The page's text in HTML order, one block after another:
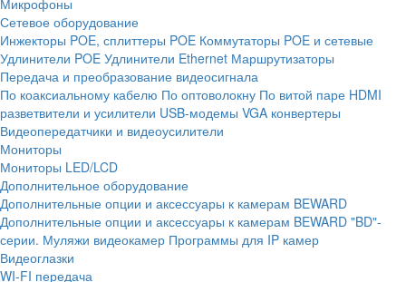
Микрофоны
Сетевое оборудование
Инжекторы POE, сплиттеры POE Коммутаторы POE и сетевые
Удлинители POE Удлинители Ethernet Маршрутизаторы
Передача и преобразование видеосигнала
По коаксиальному кабелю По оптоволокну По витой паре HDMI
разветвители и усилители USB-модемы VGA конвертеры
Видеопередатчики и видеоусилители
Мониторы
Мониторы LED/LCD
Дополнительное оборудование
Дополнительные опции и аксессуары к камерам BEWARD
Дополнительные опции и аксессуары к камерам BEWARD "BD"-
серии. Муляжи видеокамер Программы для IP камер
Видеоглазки
WI-FI передача